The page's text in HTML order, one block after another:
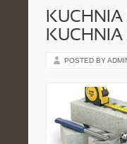
KUCHNIA
POSTED BY